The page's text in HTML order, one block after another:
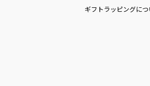
ギフトラッピングにつ